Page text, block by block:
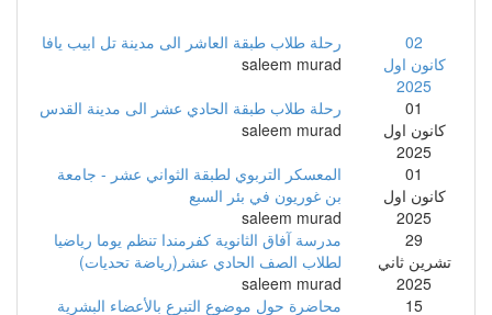
02
كانون اول
2025
رحلة طلاب طبقة العاشر الى مدينة تل ابيب يافا
saleem murad
01
كانون اول
2025
رحلة طلاب طبقة الحادي عشر الى مدينة القدس
saleem murad
01
كانون اول
2025
المعسكر التربوي لطبقة الثواني عشر - جامعة
بن غوريون في بئر السبع
saleem murad
29
تشرين ثاني
2025
مدرسة آفاق الثانوية كفرمندا تنظم يوما رياضيا
لطلاب الصف الحادي عشر(رياضة تحديات)
saleem murad
15
محاضرة حول موضوع التبرع بالأعضاء البشرية